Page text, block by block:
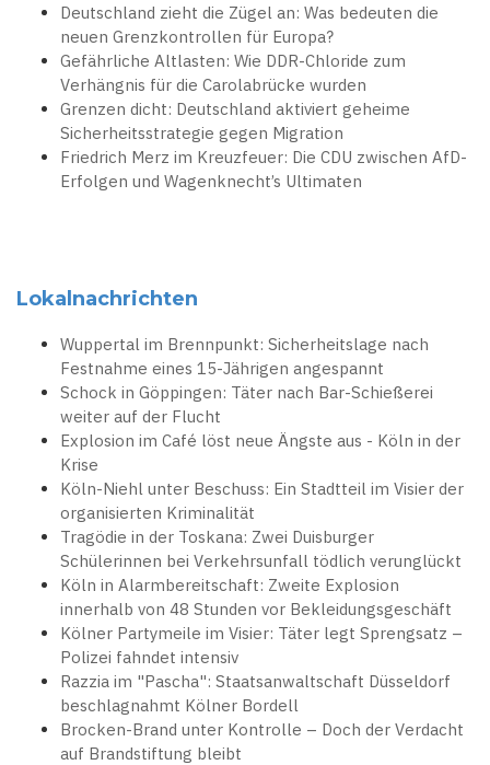
Deutschland zieht die Zügel an: Was bedeuten die
neuen Grenzkontrollen für Europa?
Gefährliche Altlasten: Wie DDR-Chloride zum
Verhängnis für die Carolabrücke wurden
Grenzen dicht: Deutschland aktiviert geheime
Sicherheitsstrategie gegen Migration
Friedrich Merz im Kreuzfeuer: Die CDU zwischen AfD-
Erfolgen und Wagenknecht’s Ultimaten
Lokalnachrichten
Wuppertal im Brennpunkt: Sicherheitslage nach
Festnahme eines 15-Jährigen angespannt
Schock in Göppingen: Täter nach Bar-Schießerei
weiter auf der Flucht
Explosion im Café löst neue Ängste aus - Köln in der
Krise
Köln-Niehl unter Beschuss: Ein Stadtteil im Visier der
organisierten Kriminalität
Tragödie in der Toskana: Zwei Duisburger
Schülerinnen bei Verkehrsunfall tödlich verunglückt
Köln in Alarmbereitschaft: Zweite Explosion
innerhalb von 48 Stunden vor Bekleidungsgeschäft
Kölner Partymeile im Visier: Täter legt Sprengsatz –
Polizei fahndet intensiv
Razzia im "Pascha": Staatsanwaltschaft Düsseldorf
beschlagnahmt Kölner Bordell
Brocken-Brand unter Kontrolle – Doch der Verdacht
auf Brandstiftung bleibt